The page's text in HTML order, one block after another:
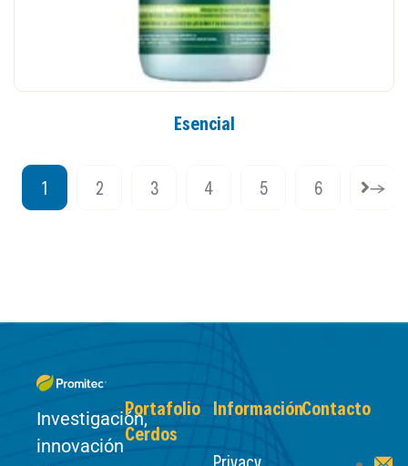
Esencial
1 2 3 4 5 6 →
Investigación,
innovación
Portafolio
Cerdos
Información
Privacy
Contacto